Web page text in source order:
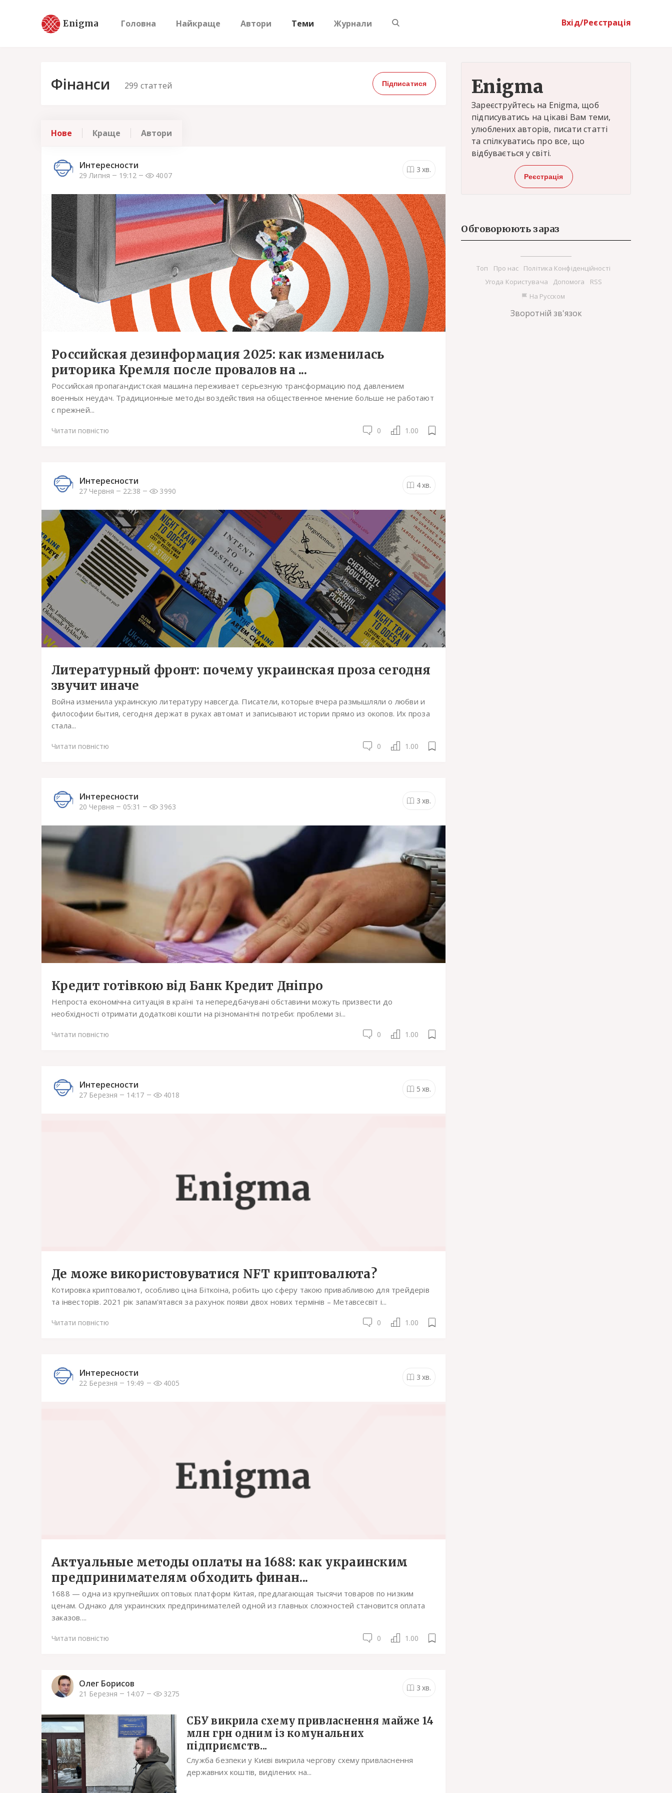
Enigma Головна Найкраще Автори Теми Журнали Вхід/Реєстрація
Фінанси 299 статтей Підписатися
Нове Краще Автори
Интересности
29 Липня 19:12 4007
3 хв.
Российская дезинформация 2025: как изменилась
риторика Кремля после провалов на ...
Российская пропагандистская машина переживает серьезную трансформацию под давлением
военных неудач. Традиционные методы воздействия на общественное мнение больше не работают
с прежней...
Читати повністю 0 1.00
Интересности
27 Червня 22:38 3990
4хв.
Литературный фронт: почему украинская проза сегодня
звучит иначе
Война изменила украинскую литературу навсегда. Писатели, которые вчера размышляли о любви и
философии бытия, сегодня держат в руках автомат и записывают истории прямо из окопов. Их проза
стала...
Читати повністю 0 1.00
Интересности
20 Червня 05:31 3963
3 хв.
Кредит готівкою від Банк Кредит Дніпро
Непроста економічна ситуація в країні та непередбачувані обставини можуть призвести до
необхідності отримати додаткові кошти на різноманітні потреби: проблеми зі...
Читати повністю 0 1.00
Интересности
27 Березня 14:17 4018
5 хв.
Де може використовуватися NFT криптовалюта?
Котировка криптовалют, особливо ціна Біткоіна, робить цю сферу такою привабливою для трейдерів
та інвесторів. 2021 рік запам'ятався за рахунок появи двох нових термінів – Метавсесвіт і...
Читати повністю 0 1.00
Интересности
22 Березня 19:49 4005
3 хв.
Актуальные методы оплаты на 1688: как украинским
предпринимателям обходить финан...
1688 — одна из крупнейших оптовых платформ Китая, предлагающая тысячи товаров по низким
ценам. Однако для украинских предпринимателей одной из главных сложностей становится оплата
заказов....
Читати повністю 0 1.00
Олег Борисов
21 Березня 14:07 3275
3 хв.
СБУ викрила схему привласнення майже 14
млн грн одним із комунальних
підприємств...
Служба безпеки у Києві викрила чергову схему привласнення
державних коштів, виділених на...
Enigma
Зареєструйтесь на Enigma, щоб
підписуватись на цікаві Вам теми,
улюблених авторів, писати статті
та спілкуватись про все, що
відбувається у світі.
Реєстрація
Обговорюють зараз
Tоп Про нас
Політика Конфіденційності
Угода Користувача
Допомога
RSS
На Русском
Зворотній зв'язок